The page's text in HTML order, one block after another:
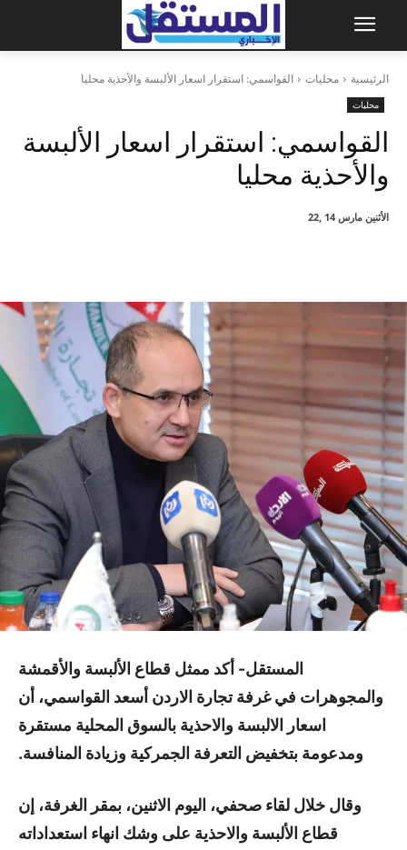
الرئيسية محليات القواسمي: استقرار اسعار الألبسة والأحذية محليا
محليات
القواسمي: استقرار اسعار الألبسة
والأحذية محليا
الأثنين مارس 14 ,22
المستقل- أكد ممثل قطاع الألبسة والأقمشة
والمجوهرات في غرفة تجارة الاردن أسعد القواسمي، أن
اسعار الالبسة والاحذية بالسوق المحلية مستقرة
ومدعومة بتخفيض التعرفة الجمركية وزيادة المنافسة.
وقال خلال لقاء صحفي، اليوم الاثنين، بمقر الغرفة، إن
قطاع الألبسة والاحذية على وشك انهاء استعداداته